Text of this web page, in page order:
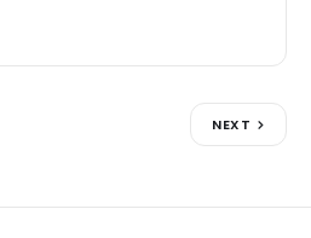
NEXT